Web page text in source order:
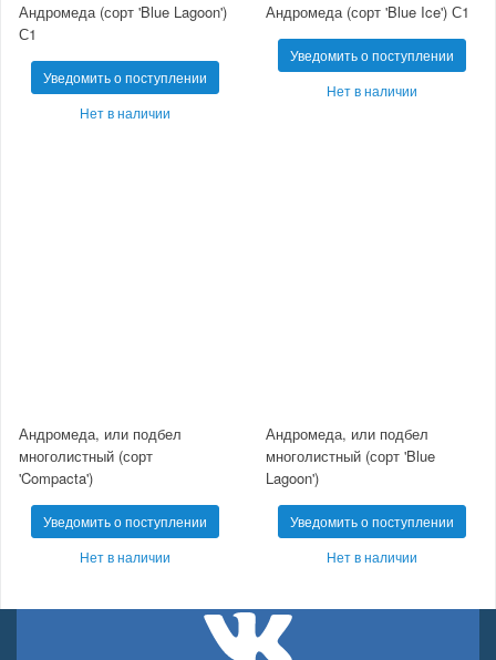
Андромеда (сорт 'Blue Lagoon')
С1
Уведомить о поступлении
Нет в наличии
Андромеда (сорт 'Blue Ice') С1
Уведомить о поступлении
Нет в наличии
Андромеда, или подбел
многолистный (сорт
'Compacta')
Уведомить о поступлении
Нет в наличии
Андромеда, или подбел
многолистный (сорт 'Blue
Lagoon')
Уведомить о поступлении
Нет в наличии